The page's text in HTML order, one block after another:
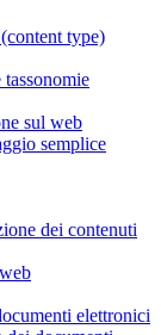
type)
sul web
semplice
dei contenuti
elettronici